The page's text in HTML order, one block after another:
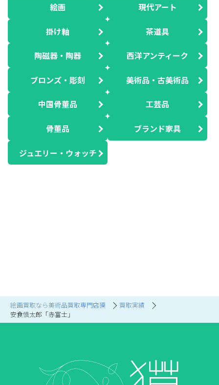
絵画買取なら美術品買取専門店獏
買取実績
安食慎太郎「赤富士」
絵画 現代アート
掛け軸 茶道具
陶磁器・陶器 西洋アンティーク
ブロンズ・彫刻 美術品・古美術品
中国骨董品 工芸品
骨董品 ブランド家具
ジュエリー・ウォッチ